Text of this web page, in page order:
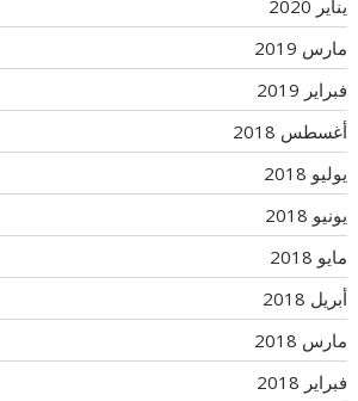
يناير 2020
مارس 2019
فبراير 2019
أغسطس 2018
يوليو 2018
يونيو 2018
مايو 2018
أبريل 2018
مارس 2018
فبراير 2018